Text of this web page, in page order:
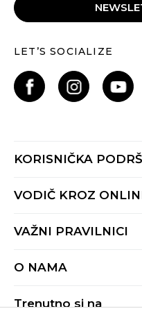
LET’S SOCIALIZE
KORISNIČKA
Provjeri status porudžbine
Radno vrijeme 9-16h
VODIČ KROZ
Načini isporuke
Reklamacije
VAŽNI PRAVILNICI
Pravila Sport&Bonus
O NAMA
Trenutno si na